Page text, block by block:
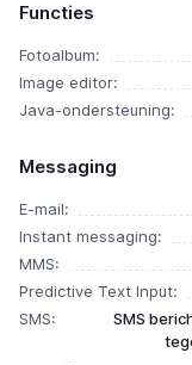
Functies
Fotoalbum:
Image editor:
Java-ondersteuning:
Messaging
E-mail:
Instant messaging:
MMS:
Predictive Text Input:
SMS:
SMS